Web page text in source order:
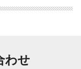
わせ